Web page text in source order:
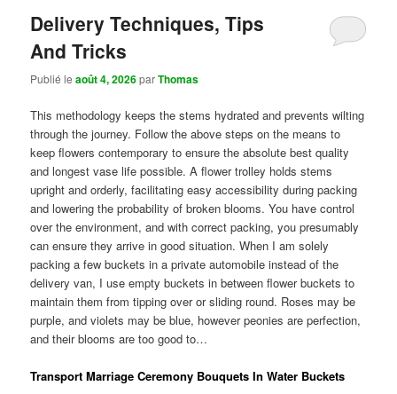
Delivery Techniques, Tips
And Tricks
Publié leaoût 4, 2026parThomas
This methodology keeps the stems hydrated and prevents wilting
through the journey. Follow the above steps on the means to
keep flowers contemporary to ensure the absolute best quality
and longest vase life possible. A flower trolley holds stems
upright and orderly, facilitating easy accessibility during packing
and lowering the probability of broken blooms. You have control
over the environment, and with correct packing, you presumably
can ensure they arrive in good situation. When I am solely
packing a few buckets in a private automobile instead of the
delivery van, I use empty buckets in between flower buckets to
maintain them from tipping over or sliding round. Roses may be
purple, and violets may be blue, however peonies are perfection,
and their blooms are too good to…
Transport Marriage Ceremony Bouquets In Water Buckets